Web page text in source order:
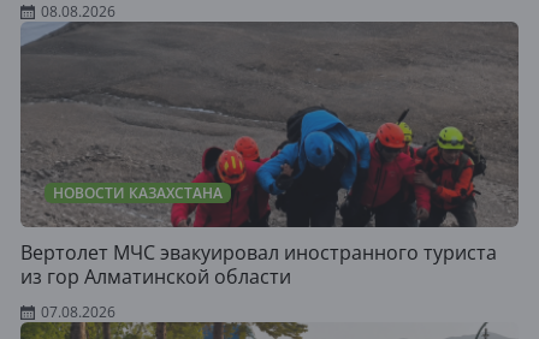
08.08.2026
НОВОСТИ КАЗАХСТАНА
Вертолет МЧС эвакуировал иностранного туриста
из гор Алматинской области
07.08.2026